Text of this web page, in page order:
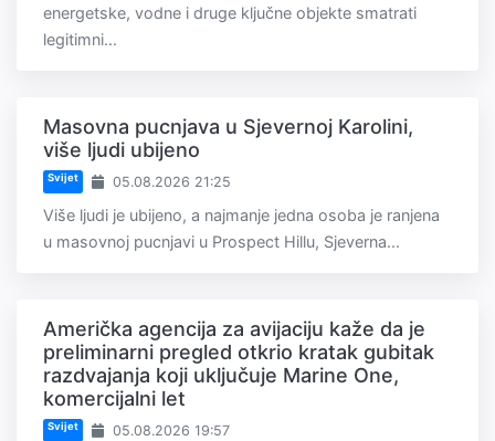
energetske, vodne i druge ključne objekte smatrati
legitimni...
Masovna pucnjava u Sjevernoj Karolini,
više ljudi ubijeno
Svijet 05.08.2026 21:25
Više ljudi je ubijeno, a najmanje jedna osoba je ranjena
u masovnoj pucnjavi u Prospect Hillu, Sjeverna...
Američka agencija za avijaciju kaže da je
preliminarni pregled otkrio kratak gubitak
razdvajanja koji uključuje Marine One,
komercijalni let
Svijet 05.08.2026 19:57